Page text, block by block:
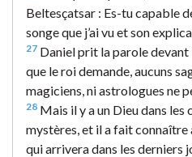
Beltesçatsar : Es-tu capable
songe que j’ai vu et son
27 Daniel prit la parole
que le roi demande, aucuns
magiciens, ni astrologues ne
28 Mais il y a un Dieu dans les
mystères, et il a fait
qui arrivera dans les derniers